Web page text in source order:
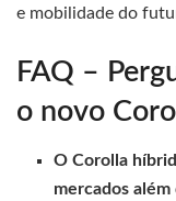
e mobilidade do
FAQ –
o novo
O Corolla
mercados além